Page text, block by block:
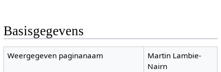
Basisgegevens
Weergegeven paginanaam
Martin Lambie-
Nairn